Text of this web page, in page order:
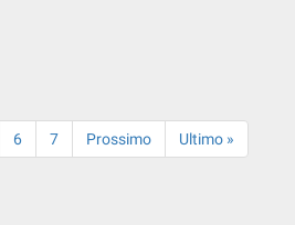
6 7 Prossimo Ultimo »